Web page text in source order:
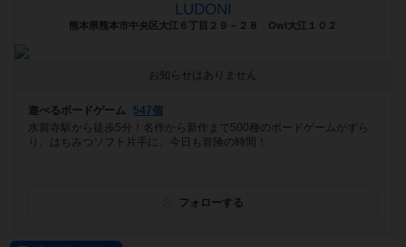
LUDONI
熊本県熊本市中央区大江６丁目２９－２８ Owl大江１０２
お知らせはありません
遊べるボードゲーム
547個
水前寺駅から徒歩5分！名作から新作まで500種のボードゲームがずら
り。はちみつソフト片手に、今日も冒険の時間！
フォローする